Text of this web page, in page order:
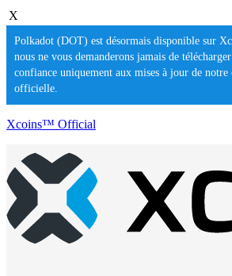
X
Polkadot (DOT) est désormais disponible sur
nous ne vous demanderons jamais de
confiance uniquement aux mises à jour de notre
officielle.
Xcoins™ Official